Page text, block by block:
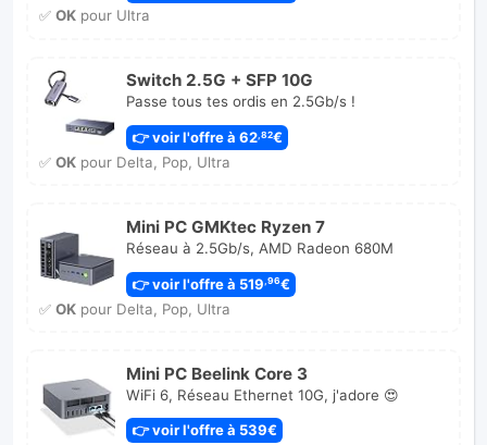
✅ OKpour Ultra
Switch 2.5G + SFP 10G
Passe tous tes ordis en 2.5Gb/s !
👉 voir l'offre à 62,82€
✅ OKpour Delta, Pop, Ultra
Mini PC GMKtec Ryzen 7
Réseau à 2.5Gb/s, AMD Radeon 680M
👉 voir l'offre à 519,96€
✅ OKpour Delta, Pop, Ultra
Mini PC Beelink Core 3
WiFi 6, Réseau Ethernet 10G, j'adore 😍
👉 voir l'offre à 539€